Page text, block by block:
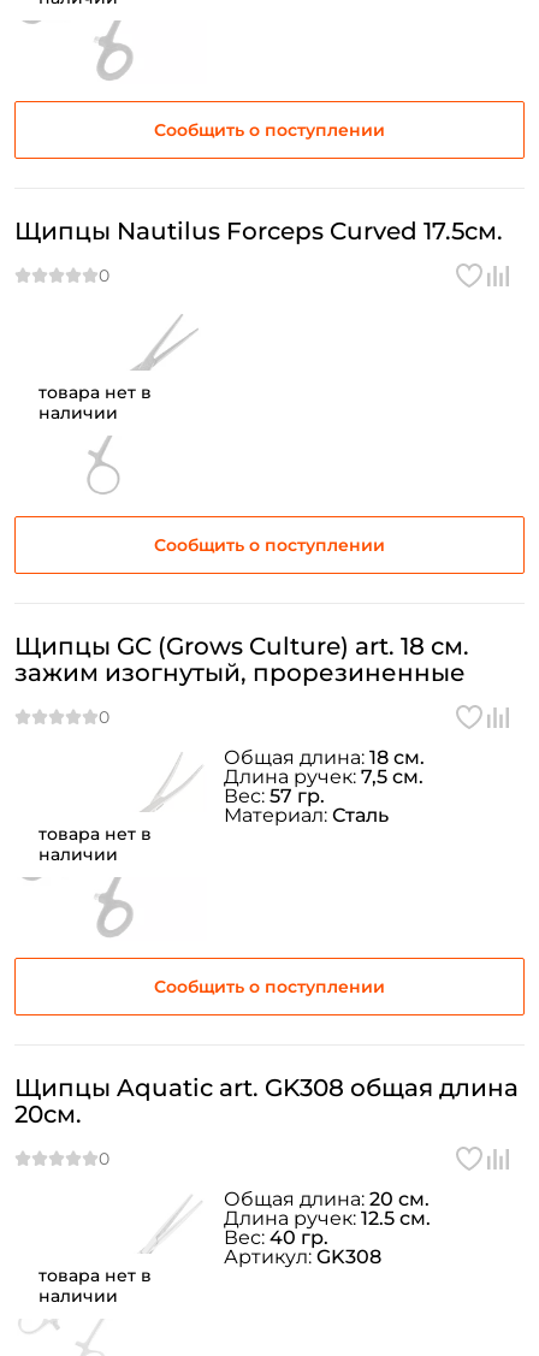
Сообщить о поступлении
товара нет в
наличии
Щипцы Nautilus Forceps Curved 17.5см.
Сообщить о поступлении
товара нет в
наличии
Щипцы GC (Grows Culture) art. 18 см.
зажим изогнутый, прорезиненные
Сообщить о поступлении
Общая длина: 18 см.
Длина ручек: 7,5 см.
Вес: 57 гр.
Материал: Сталь
товара нет в
наличии
Щипцы Aquatic art. GK308 общая длина
20см.
Общая длина: 20 см.
Длина ручек: 12.5 см.
Вес: 40 гр.
Артикул:GK308
Создать аккаунт
ФИО: *
Номер телефона: *
Придумайте пароль: *
Повторите пароль: *
Заполняя данную форму вы соглашаетесь на обработку
Создать аккаунт